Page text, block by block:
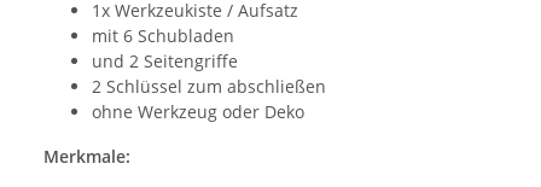
1x Werkzeukiste / Aufsatz
mit 6 Schubladen
und 2 Seitengriffe
2 Schlüssel zum abschließen
ohne Werkzeug oder Deko
Merkmale: